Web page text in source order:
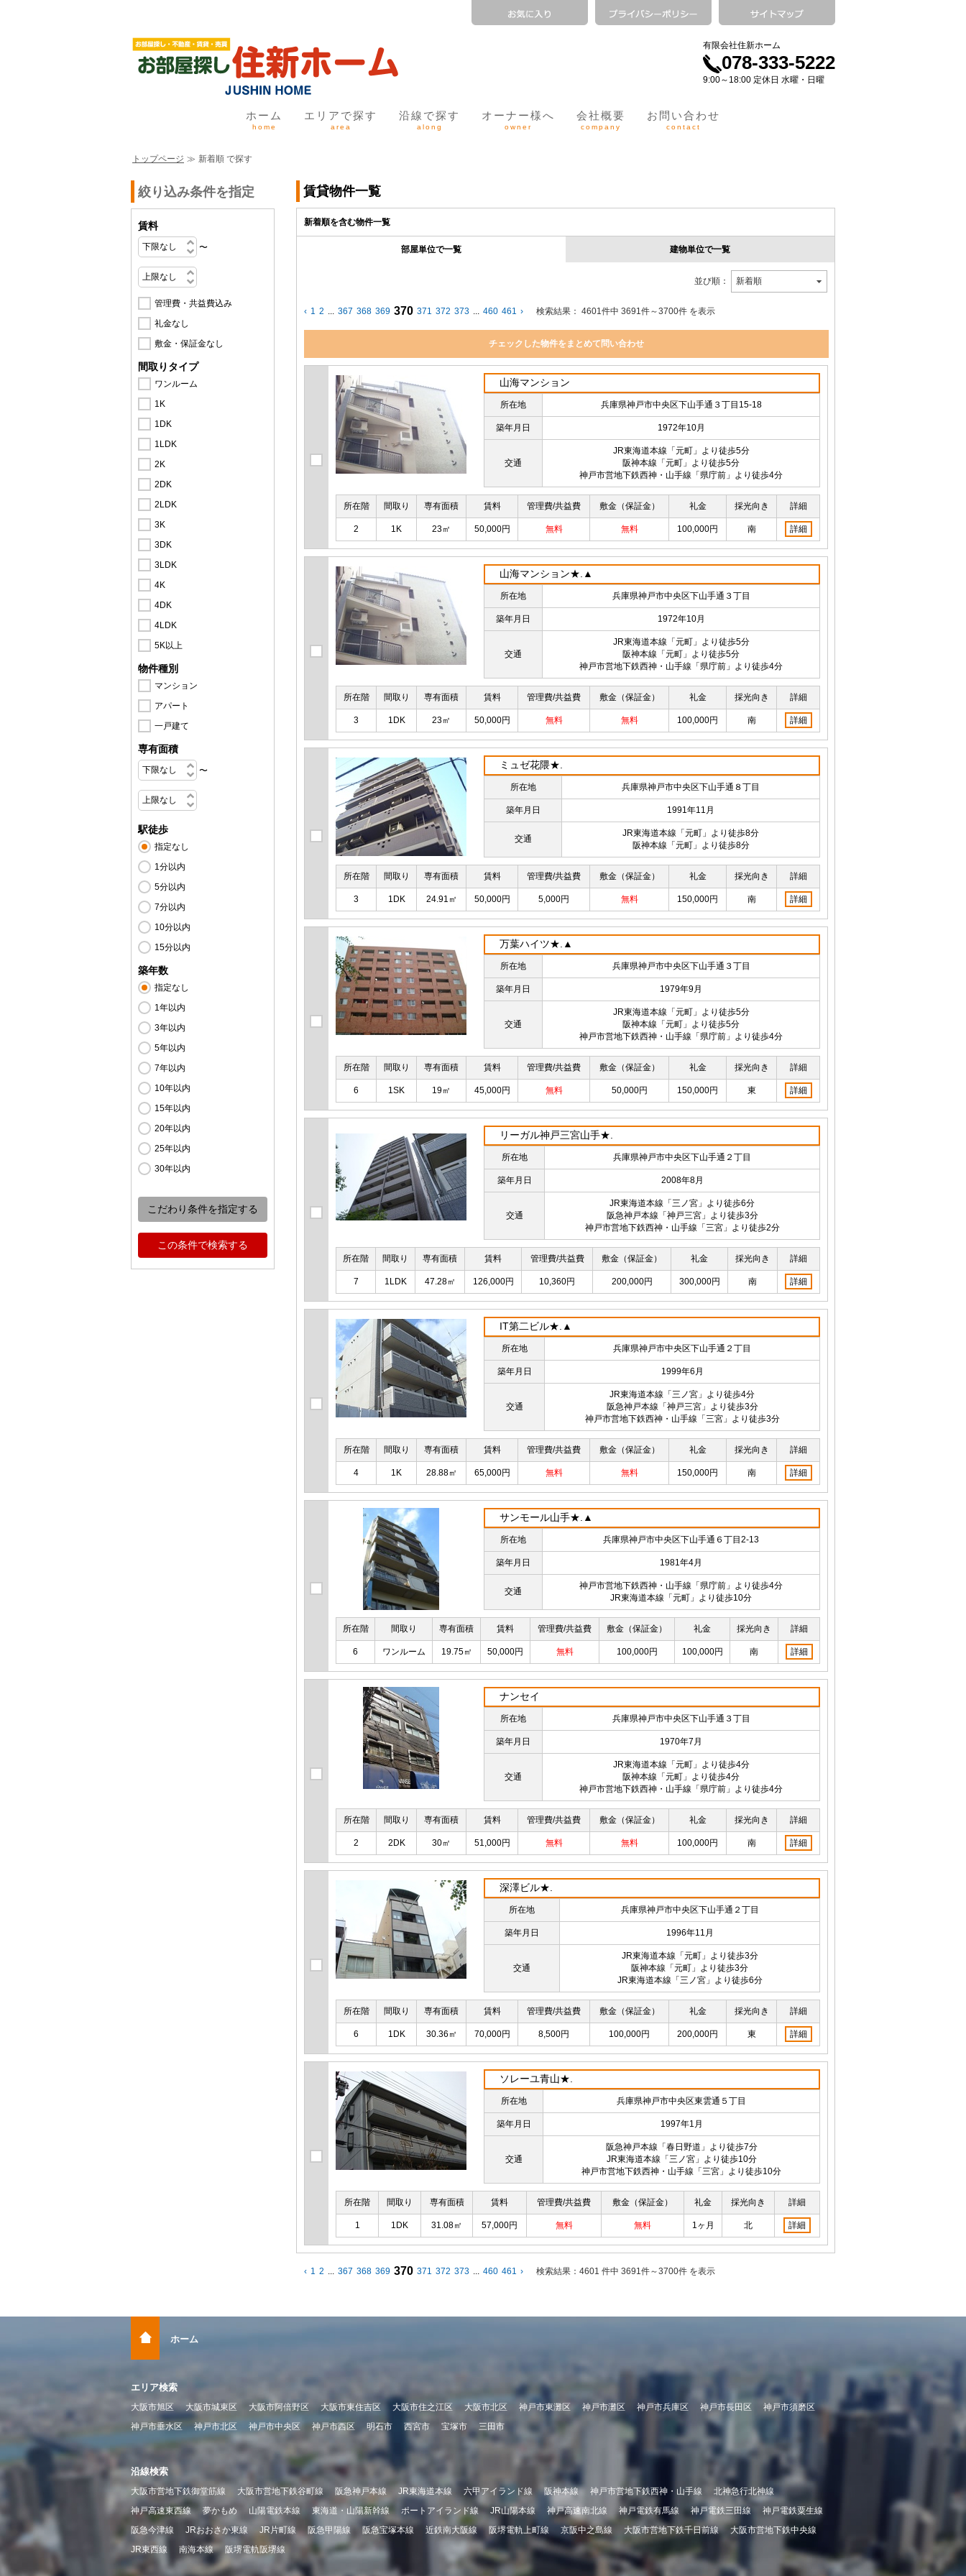
有限会社住新ホーム
078-333-5222
9:00～18:00 定休日 水曜・日曜
ホーム
home
エリアで探す
area
沿線で探す
along
オーナー様へ
owner
会社概要
company
お問い合わせ
contact
トップページ ≫ 新着順 で探す
賃貸物件一覧
新着順を含む物件一覧
部屋単位で一覧 建物単位で一覧
並び順：
検索結果： 4601件中 3691件～3700件 を表示
‹ 1 2 ... 367 368 369 370 371 372 373 ... 460 461 ›
山海マンション
所在地 兵庫県神戸市中央区下山手通３丁目15-18
築年月日 1972年10月
交通
JR東海道本線「元町」より徒歩5分
阪神本線「元町」より徒歩5分
神戸市営地下鉄西神・山手線「県庁前」より徒歩4分
所在階 間取り 専有面積 賃料 管理費/共益費 敷金（保証金） 礼金 採光向き 詳細
2 1K 23㎡ 50,000円 無料 無料 100,000円 南 詳細
山海マンション★.▲
所在地 兵庫県神戸市中央区下山手通３丁目
築年月日 1972年10月
交通
JR東海道本線「元町」より徒歩5分
阪神本線「元町」より徒歩5分
神戸市営地下鉄西神・山手線「県庁前」より徒歩4分
所在階 間取り 専有面積 賃料 管理費/共益費 敷金（保証金） 礼金 採光向き 詳細
3 1DK 23㎡ 50,000円 無料 無料 100,000円 南 詳細
ミュゼ花隈★.
所在地 兵庫県神戸市中央区下山手通８丁目
築年月日 1991年11月
交通
JR東海道本線「元町」より徒歩8分
阪神本線「元町」より徒歩8分
所在階 間取り 専有面積 賃料 管理費/共益費 敷金（保証金） 礼金 採光向き 詳細
3 1DK 24.91㎡ 50,000円 5,000円 無料 150,000円 南 詳細
万葉ハイツ★.▲
所在地 兵庫県神戸市中央区下山手通３丁目
築年月日 1979年9月
交通
JR東海道本線「元町」より徒歩5分
阪神本線「元町」より徒歩5分
神戸市営地下鉄西神・山手線「県庁前」より徒歩4分
所在階 間取り 専有面積 賃料 管理費/共益費 敷金（保証金） 礼金 採光向き 詳細
6 1SK 19㎡ 45,000円 無料 50,000円 150,000円 東 詳細
リーガル神戸三宮山手★.
所在地 兵庫県神戸市中央区下山手通２丁目
築年月日 2008年8月
交通
JR東海道本線「三ノ宮」より徒歩6分
阪急神戸本線「神戸三宮」より徒歩3分
神戸市営地下鉄西神・山手線「三宮」より徒歩2分
所在階 間取り 専有面積 賃料 管理費/共益費 敷金（保証金） 礼金 採光向き 詳細
7 1LDK 47.28㎡ 126,000円 10,360円 200,000円 300,000円 南 詳細
IT第二ビル★.▲
所在地 兵庫県神戸市中央区下山手通２丁目
築年月日 1999年6月
交通
JR東海道本線「三ノ宮」より徒歩4分
阪急神戸本線「神戸三宮」より徒歩3分
神戸市営地下鉄西神・山手線「三宮」より徒歩3分
所在階 間取り 専有面積 賃料 管理費/共益費 敷金（保証金） 礼金 採光向き 詳細
4 1K 28.88㎡ 65,000円 無料 無料 150,000円 南 詳細
サンモール山手★.▲
所在地 兵庫県神戸市中央区下山手通６丁目2-13
築年月日 1981年4月
交通
神戸市営地下鉄西神・山手線「県庁前」より徒歩4分
JR東海道本線「元町」より徒歩10分
所在階 間取り 専有面積 賃料 管理費/共益費 敷金（保証金） 礼金 採光向き 詳細
6 ワンルーム 19.75㎡ 50,000円 無料 100,000円 100,000円 南 詳細
ナンセイ
所在地 兵庫県神戸市中央区下山手通３丁目
築年月日 1970年7月
交通
JR東海道本線「元町」より徒歩4分
阪神本線「元町」より徒歩4分
神戸市営地下鉄西神・山手線「県庁前」より徒歩4分
所在階 間取り 専有面積 賃料 管理費/共益費 敷金（保証金） 礼金 採光向き 詳細
2 2DK 30㎡ 51,000円 無料 無料 100,000円 南 詳細
深澤ビル★.
所在地 兵庫県神戸市中央区下山手通２丁目
築年月日 1996年11月
交通
JR東海道本線「元町」より徒歩3分
阪神本線「元町」より徒歩3分
JR東海道本線「三ノ宮」より徒歩6分
所在階 間取り 専有面積 賃料 管理費/共益費 敷金（保証金） 礼金 採光向き 詳細
6 1DK 30.36㎡ 70,000円 8,500円 100,000円 200,000円 東 詳細
ソレーユ青山★.
所在地 兵庫県神戸市中央区東雲通５丁目
築年月日 1997年1月
交通
阪急神戸本線「春日野道」より徒歩7分
JR東海道本線「三ノ宮」より徒歩10分
神戸市営地下鉄西神・山手線「三宮」より徒歩10分
所在階 間取り 専有面積 賃料 管理費/共益費 敷金（保証金） 礼金 採光向き 詳細
1 1DK 31.08㎡ 57,000円 無料 無料 1ヶ月 北 詳細
検索結果： 4601 件中 3691件～3700件 を表示
‹ 1 2 ... 367 368 369 370 371 372 373 ... 460 461 ›
絞り込み条件を指定
賃料
〜
管理費・共益費込み
礼金なし
敷金・保証金なし
間取りタイプ
ワンルーム
1K
1DK
1LDK
2K
2DK
2LDK
3K
3DK
3LDK
4K
4DK
4LDK
5K以上
物件種別
マンション
アパート
一戸建て
専有面積
〜
駅徒歩
指定なし
1分以内
5分以内
7分以内
10分以内
15分以内
築年数
指定なし
1年以内
3年以内
5年以内
7年以内
10年以内
15年以内
20年以内
25年以内
30年以内
こだわり条件を指定する
ホーム
エリア検索
大阪市旭区 大阪市城東区 大阪市阿倍野区 大阪市東住吉区 大阪市住之江区 大阪市北区 神戸市東灘区 神戸市灘区 神戸市兵庫区 神戸市長田区
神戸市須磨区
神戸市垂水区
神戸市北区 神戸市中央区 神戸市西区 明石市 西宮市 宝塚市 三田市
沿線検索
大阪市営地下鉄御堂筋線 大阪市営地下鉄谷町線 阪急神戸本線 JR東海道本線 六甲アイランド線 阪神本線 神戸市営地下鉄西神・山手線
北神急行北神線
神戸高速東西線
夢かもめ 山陽電鉄本線 東海道・山陽新幹線 ポートアイランド線 JR山陽本線 神戸高速南北線 神戸電鉄有馬線 神戸電鉄三田線
神戸電鉄粟生線
阪急今津線
JRおおさか東線 JR片町線 阪急甲陽線 阪急宝塚本線 近鉄南大阪線 阪堺電軌上町線 京阪中之島線 大阪市営地下鉄千日前線
大阪市営地下鉄中央線
JR東西線
南海本線 阪堺電軌阪堺線